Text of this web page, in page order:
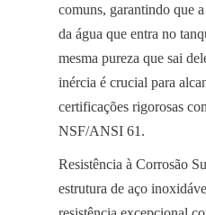
comuns, garantindo que
da água que entra no
mesma pureza que sai
inércia é crucial para
certificações rigorosas
NSF/ANSI 61.
Resistência à Corrosão
estrutura de aço